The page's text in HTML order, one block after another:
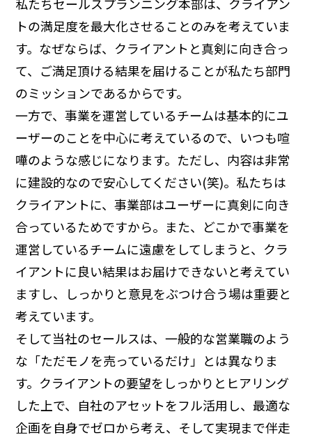
トの満足度を最大化させることのみを考えていま
す。なぜならば、クライアントと真剣に向き合っ
て、ご満足頂ける結果を届けることが私たち部門
のミッションであるからです。
一方で、事業を運営しているチームは基本的にユ
ーザーのことを中心に考えているので、いつも喧
嘩のような感じになります。ただし、内容は非常
に建設的なので安心してください(笑)。私たちは
クライアントに、事業部はユーザーに真剣に向き
合っているためですから。また、どこかで事業を
運営しているチームに遠慮をしてしまうと、クラ
イアントに良い結果はお届けできないと考えてい
ますし、しっかりと意見をぶつけ合う場は重要と
考えています。
そして当社のセールスは、一般的な営業職のよう
な「ただモノを売っているだけ」とは異なりま
す。クライアントの要望をしっかりとヒアリング
した上で、自社のアセットをフル活用し、最適な
企画を自身でゼロから考え、そして実現まで伴走